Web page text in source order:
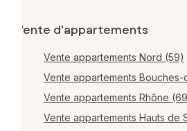
Vente d'appartements
Vente appartements Nord (59)
Vente appartements Bouches-
Vente appartements Rhône
Vente appartements Hauts de